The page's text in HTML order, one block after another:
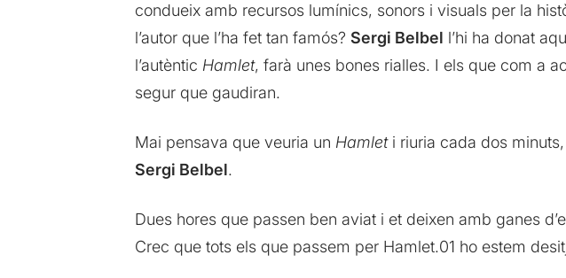
condueix amb recursos lumínics, sonors i visuals per la
l’autor que l’ha fet tan famós? Sergi Belbel l’hi ha donat
l’autèntic Hamlet, farà unes bones rialles. I els que com a
segur que gaudiran.
Mai pensava que veuria un Hamleti riuria cada dos
Sergi Belbel.
Dues hores que passen ben aviat i et deixen amb ganes
Crec que tots els que passem per Hamlet.01 ho estem